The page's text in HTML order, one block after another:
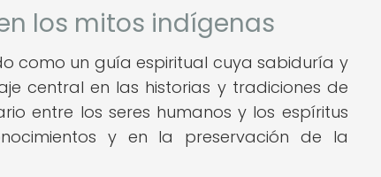
los mitos indígenas
como un guía espiritual cuya sabiduría y
central en las historias y tradiciones de
entre los seres humanos y los espíritus
y en la preservación de la